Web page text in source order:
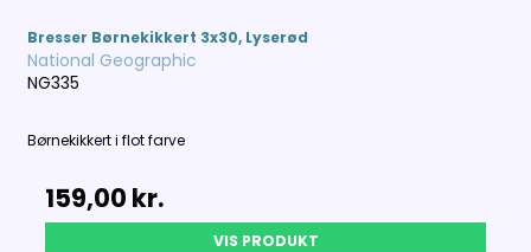
Bresser Børnekikkert 3x30, Lyserød
National Geographic
NG335
Børnekikkert i flot farve
159,00 kr.
VIS PRODUKT